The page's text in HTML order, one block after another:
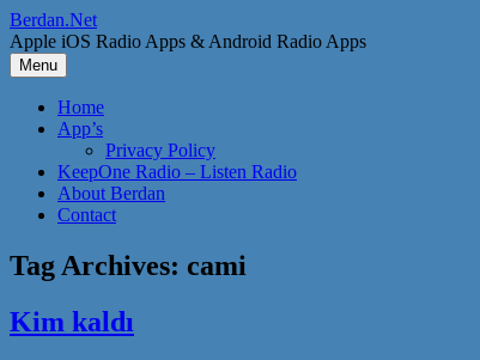
Skip
to
content
Berdan.Net
Apple iOS Radio Apps & Android Radio Apps
Menu
Home
App’s
Privacy Policy
KeepOne Radio – Listen Radio
About Berdan
Contact
Tag Archives: cami
Kim kaldı